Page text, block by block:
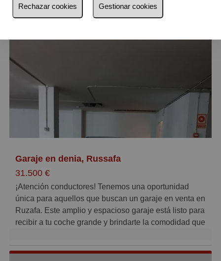
más reciente
Baratos
Caros
Garaje en denia, Russafa
31.500 €
¡Atención conductores! Tenemos una oportunidad
única para aquellos que buscan un garaje en venta en
Ruzafa. Este amplio y espacioso garaje está listo para
recibir a tu coche grande y brindarte la comodidad que
olvídate de los problemas de aparcamiento y disfruta
Rechazar cookies Gestionar cookies